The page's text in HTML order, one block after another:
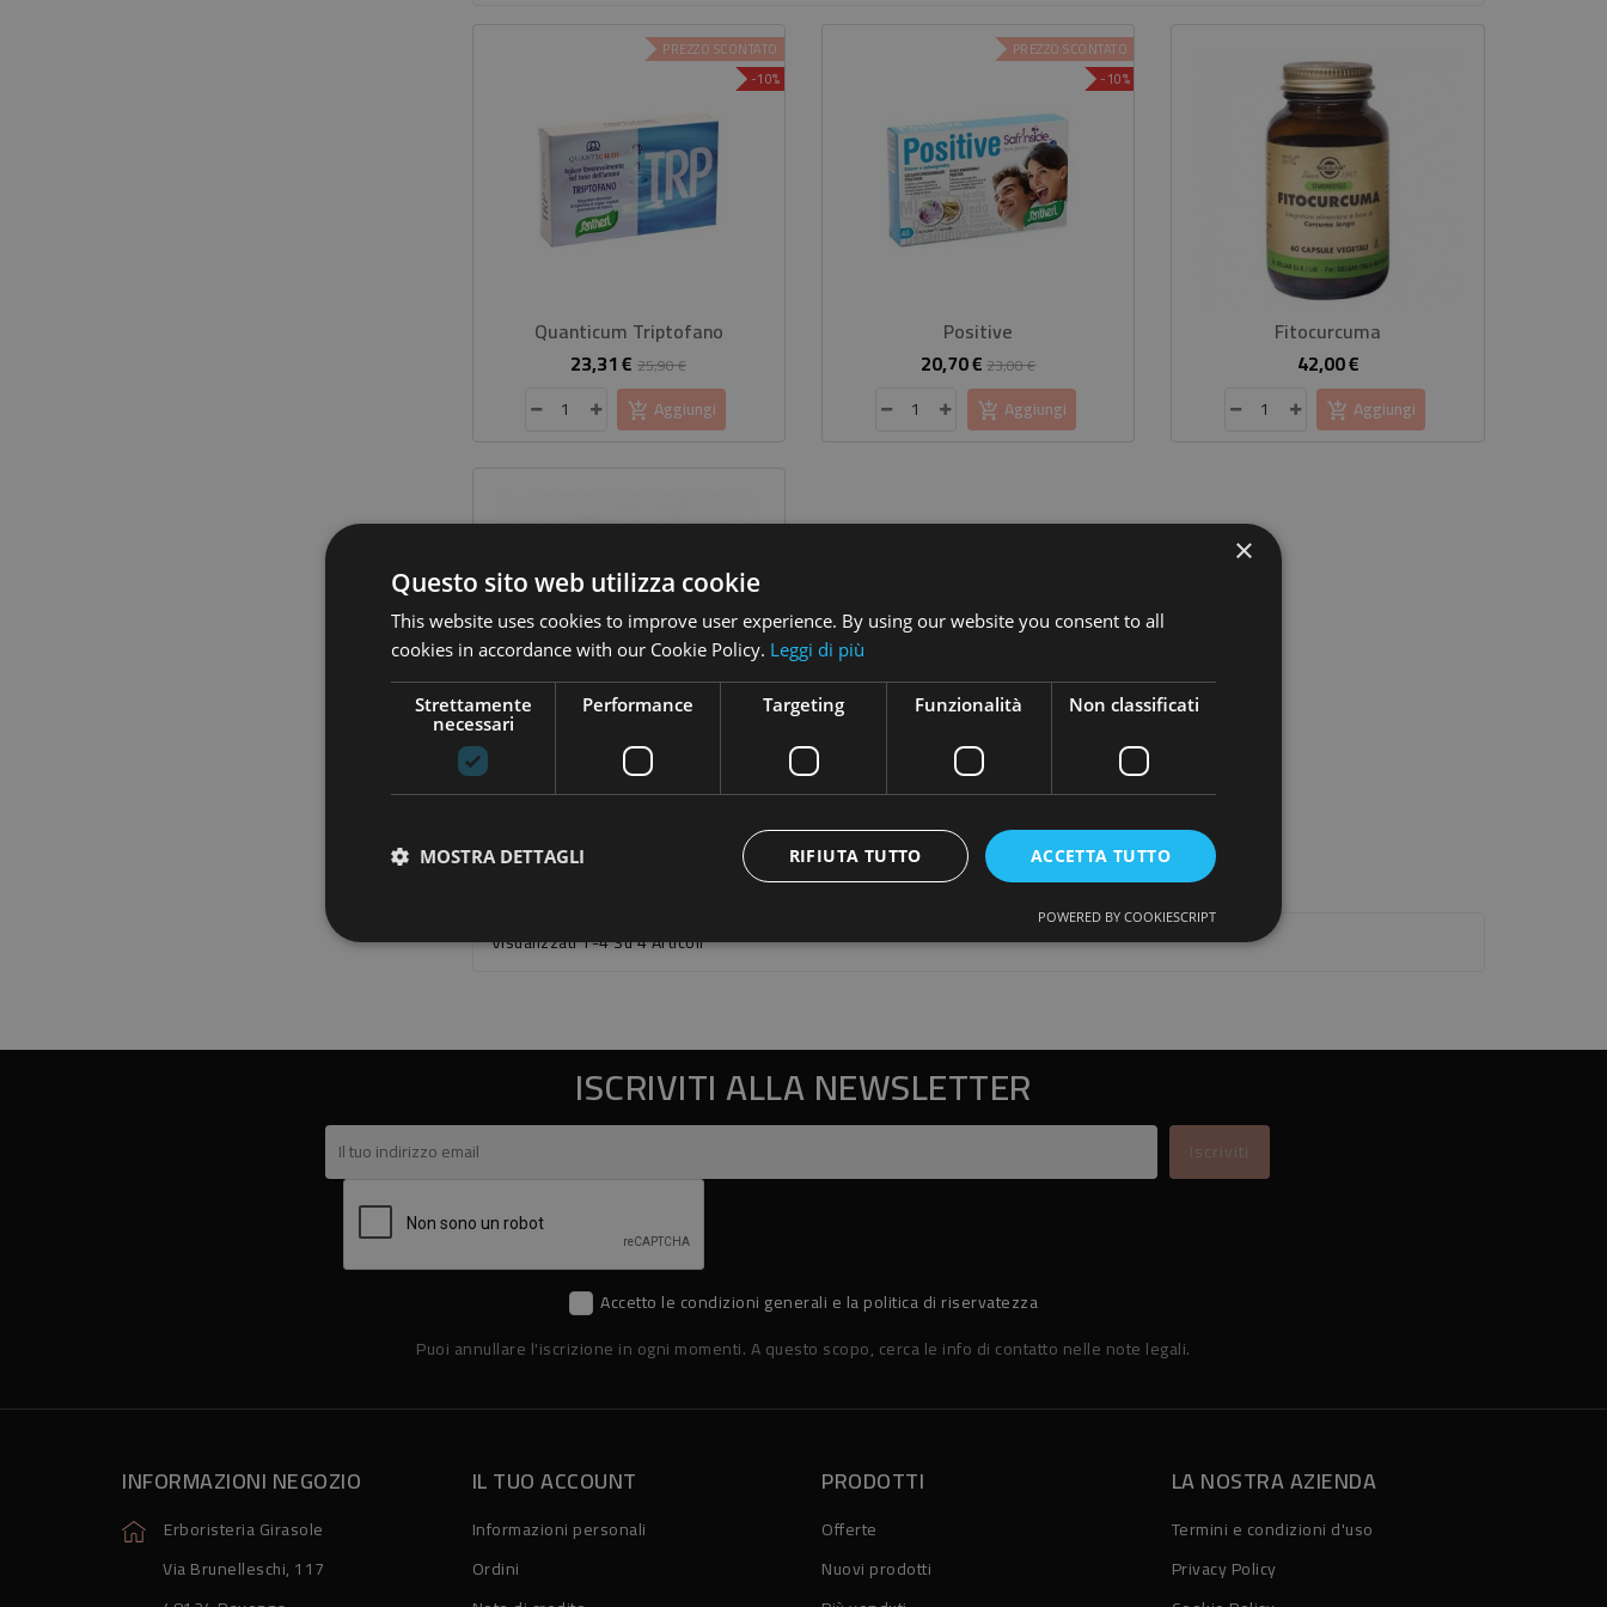
-10%
PREZZO SCONTATO
Quanticum Triptofano
23,31 €Prezzo
base
25,90 €Prezzo
Aggiungi
-10%
PREZZO SCONTATO
Positive
20,70 €Prezzo
base
23,00 €Prezzo
Aggiungi
Fitocurcuma
42,00 €Prezzo
Aggiungi
Visualizzati 1-4 Su 4 Articoli
ISCRIVITI ALLA NEWSLETTER
Accetto le condizioni generali e la politica di riservatezza
Puoi annullare l'iscrizione in ogni momenti. A questo scopo, cerca le info di contatto nelle note legali.
INFORMAZIONI NEGOZIO
Erboristeria Girasole
Via Brunelleschi, 117
IL TUO ACCOUNT
Informazioni personali
Ordini
PRODOTTI
Offerte
Nuovi prodotti
LA NOSTRA AZIENDA
Termini e condizioni d'uso
Privacy Policy
×
Questo sito web utilizza cookie
This website uses cookies to improve user experience. By using our website you consent to all
cookies in accordance with our Cookie Policy. Leggi di più
Strettamente
necessari
Performance Targeting Funzionalità Non classificati
ACCETTA TUTTO
RIFIUTA TUTTO
MOSTRA DETTAGLI
POWERED BY COOKIESCRIPT